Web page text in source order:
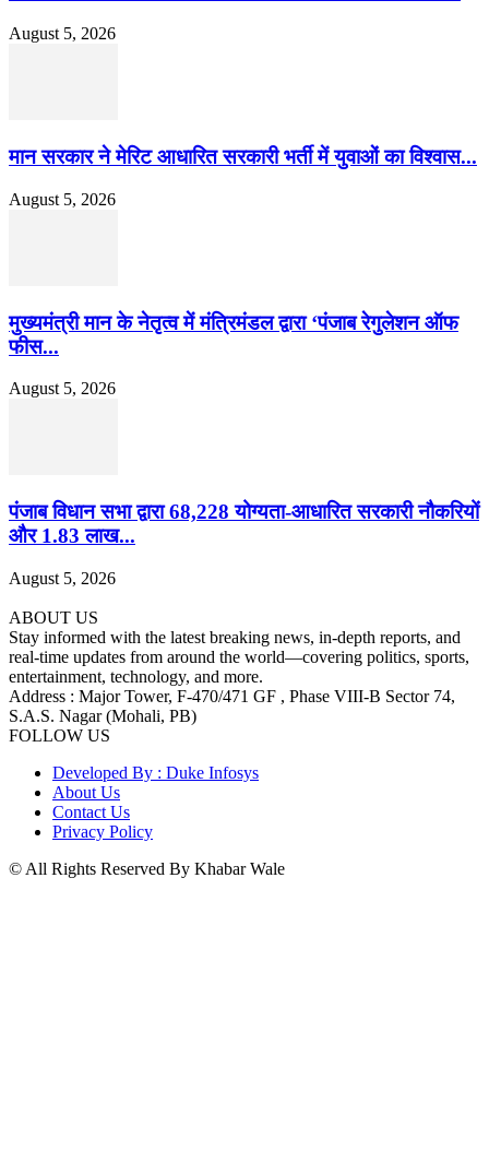
August 5, 2026
मान सरकार ने मेरिट आधारित सरकारी भर्ती में युवाओं का विश्वास...
August 5, 2026
मुख्यमंत्री मान के नेतृत्व में मंत्रिमंडल द्वारा ‘पंजाब रेगुलेशन ऑफ
फीस...
August 5, 2026
पंजाब विधान सभा द्वारा 68,228 योग्यता-आधारित सरकारी नौकरियों
और 1.83 लाख...
August 5, 2026
ABOUT US
Stay informed with the latest breaking news, in-depth reports, and
real-time updates from around the world—covering politics, sports,
entertainment, technology, and more.
Address : Major Tower, F-470/471 GF , Phase VIII-B Sector 74,
S.A.S. Nagar (Mohali, PB)
FOLLOW US
Developed By : Duke Infosys
About Us
Contact Us
Privacy Policy
© All Rights Reserved By Khabar Wale